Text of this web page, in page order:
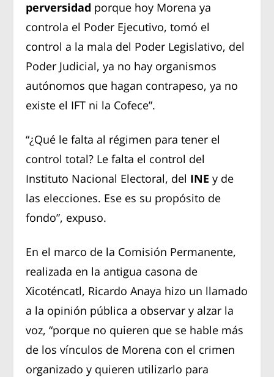
perversidad porque hoy Morena ya
controla el Poder Ejecutivo, tomó el
control a la mala del Poder Legislativo, del
Poder Judicial, ya no hay organismos
autónomos que hagan contrapeso, ya no
existe el IFT ni la Cofece”.
“¿Qué le falta al régimen para tener el
control total? Le falta el control del
Instituto Nacional Electoral, del INE y de
las elecciones. Ese es su propósito de
fondo”, expuso.
En el marco de la Comisión Permanente,
realizada en la antigua casona de
Xicoténcatl, Ricardo Anaya hizo un llamado
a la opinión pública a observar y alzar la
voz, “porque no quieren que se hable más
de los vínculos de Morena con el crimen
organizado y quieren utilizarlo para